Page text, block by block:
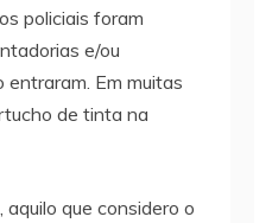
policiais foram
e/ou
Em muitas
de tinta na
que considero o